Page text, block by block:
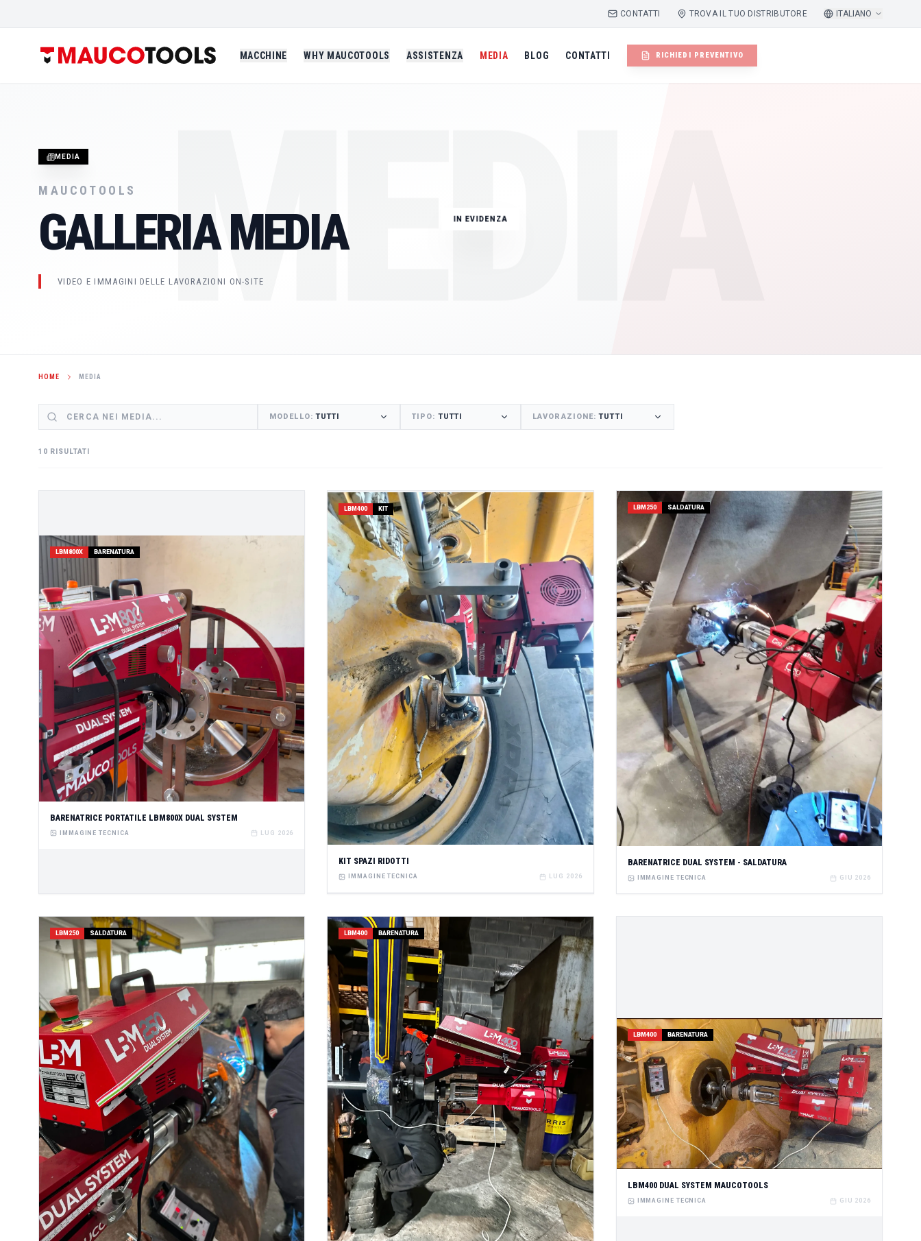
CONTATTI TROVA IL TUO DISTRIBUTORE ITALIANO
MACCHINE WHY MAUCOTOOLS ASSISTENZA MEDIA BLOG CONTATTI RICHIEDI PREVENTIVO
MEDIA
MEDIA
MAUCOTOOLS
GALLERIA MEDIA
VIDEO E IMMAGINI DELLE LAVORAZIONI ON-SITE
IN EVIDENZA
HOME MEDIA
MODELLO: TUTTI TIPO: TUTTI LAVORAZIONE: TUTTI
10 RISULTATI
LBM800X BARENATURA
BARENATRICE PORTATILE LBM800X DUAL SYSTEM
IMMAGINE TECNICA LUG 2026
LBM400 KIT
KIT SPAZI RIDOTTI
IMMAGINE TECNICA LUG 2026
LBM250 SALDATURA
BARENATRICE DUAL SYSTEM - SALDATURA
IMMAGINE TECNICA GIU 2026
LBM250 SALDATURA LBM400 BARENATURA
LBM400 BARENATURA
LBM400 DUAL SYSTEM MAUCOTOOLS
IMMAGINE TECNICA GIU 2026